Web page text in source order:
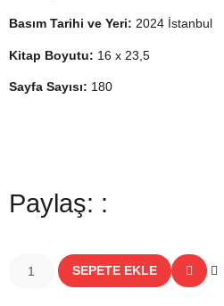
Basım Tarihi ve Yeri: 2024 İstanbul
Kitap Boyutu: 16 x 23,5
Sayfa Sayısı: 180
Paylaş: :
SEPETE EKLE